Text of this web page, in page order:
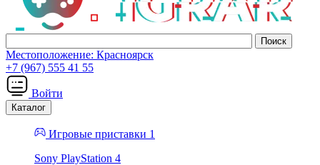
Местоположение: Красноярск
+7 (967) 555 41 55
Войти
Каталог
Игровые приставки 1
Sony PlayStation 4